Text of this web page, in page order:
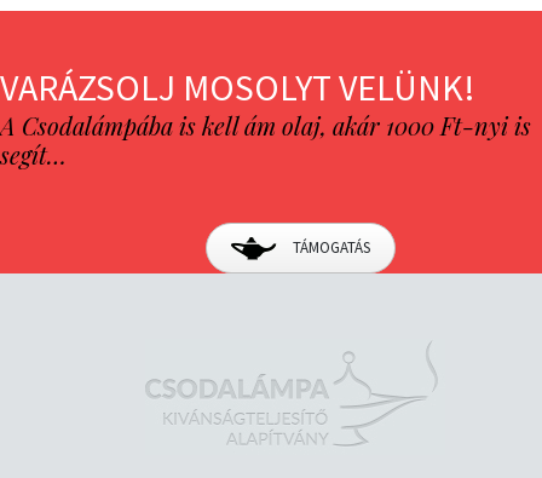
VARÁZSOLJ MOSOLYT VELÜNK!
A Csodalámpába is kell ám olaj, akár 1000 Ft-nyi is
segít…
TÁMOGATÁS